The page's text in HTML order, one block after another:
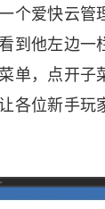
个爱快云管
到他左边一
单，点开子
各位新手玩